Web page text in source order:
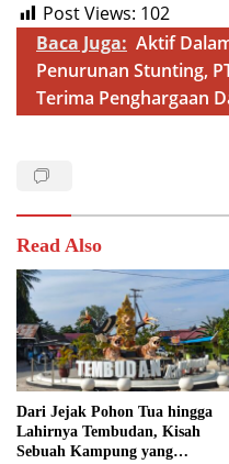
Post Views: 102
Baca Juga: Aktif
Penurunan Stunting,
Terima Penghargaan
Read Also
Dari Jejak Pohon Tua hingga
Lahirnya Tembudan, Kisah
Sebuah Kampung yang